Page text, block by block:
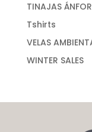
TINAJAS
Tshirts
VELAS
WINTER SALES